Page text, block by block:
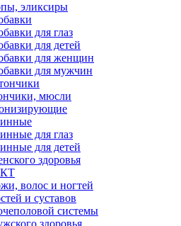
эликсиры
для глаз
для детей
для женщин
для мужчин
мюсли
для глаз
для детей
здоровья
волос и ногтей
и суставов
системы
здоровья